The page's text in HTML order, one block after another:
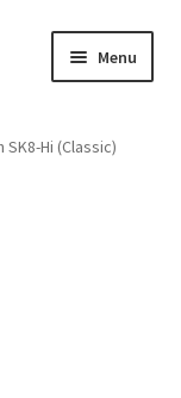
Menu
SK8-Hi (Classic)